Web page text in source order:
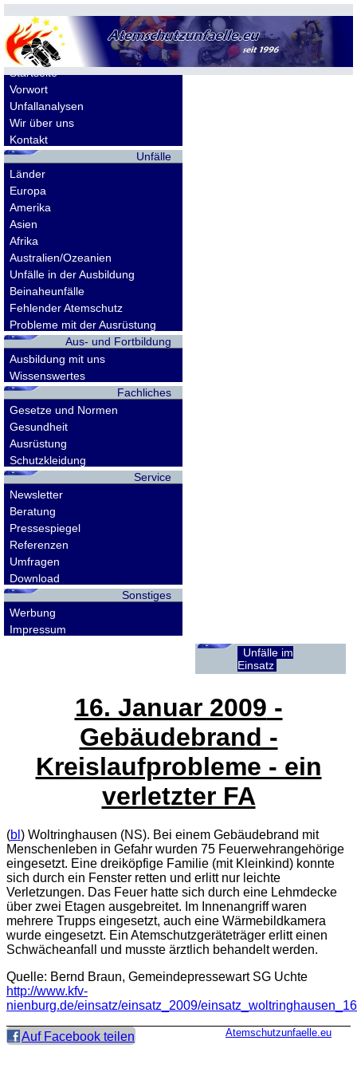
Allgemeines
Startseite
Vorwort
Unfallanalysen
Wir über uns
Kontakt
Unfälle
Länder
Europa
Amerika
Asien
Afrika
Australien/Ozeanien
Unfälle in der Ausbildung
Beinaheunfälle
Fehlender Atemschutz
Probleme mit der Ausrüstung
Aus- und Fortbildung
Ausbildung mit uns
Wissenswertes
Fachliches
Gesetze und Normen
Gesundheit
Ausrüstung
Schutzkleidung
Service
Newsletter
Beratung
Pressespiegel
Referenzen
Umfragen
Download
Sonstiges
Werbung
Impressum
Unfälle im
Einsatz
16. Januar 2009 -
Gebäudebrand -
Kreislaufprobleme - ein
verletzter FA
(bl ) Woltringhausen (NS). Bei einem Gebäudebrand mit
Menschenleben in Gefahr wurden 75 Feuerwehrangehörige
eingesetzt. Eine dreiköpfige Familie (mit Kleinkind) konnte
sich durch ein Fenster retten und erlitt nur leichte
Verletzungen. Das Feuer hatte sich durch eine Lehmdecke
über zwei Etagen ausgebreitet. Im Innenangriff waren
mehrere Trupps eingesetzt, auch eine Wärmebildkamera
wurde eingesetzt. Ein Atemschutzgeräteträger erlitt einen
Schwächeanfall und musste ärztlich behandelt werden.
Quelle: Bernd Braun, Gemeindepressewart SG Uchte
http://www.kfv-
nienburg.de/einsatz/einsatz_2009/
Auf Facebook teilen Atemschutzunfaelle.eu